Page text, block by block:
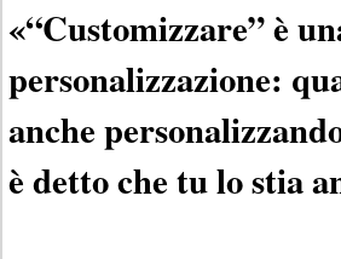
«“Customizzare” è
personalizzazione:
anche
è detto che tu lo stia